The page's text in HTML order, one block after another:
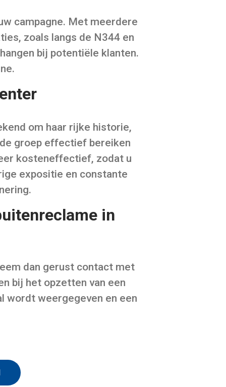
campagne. Met meerdere
zoals langs de N344 en
bij potentiële klanten.
om haar rijke historie,
groep effectief bereiken
kosteneffectief, zodat u
expositie en constante
in
dan gerust contact met
bij het opzetten van een
wordt weergegeven en een